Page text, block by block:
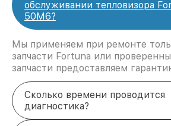
обслуживании тепловизора
50M6?
Мы применяем при ремонте
запчасти Fortuna или
запчасти предоставляем
Сколько времени проводится
диагностика?